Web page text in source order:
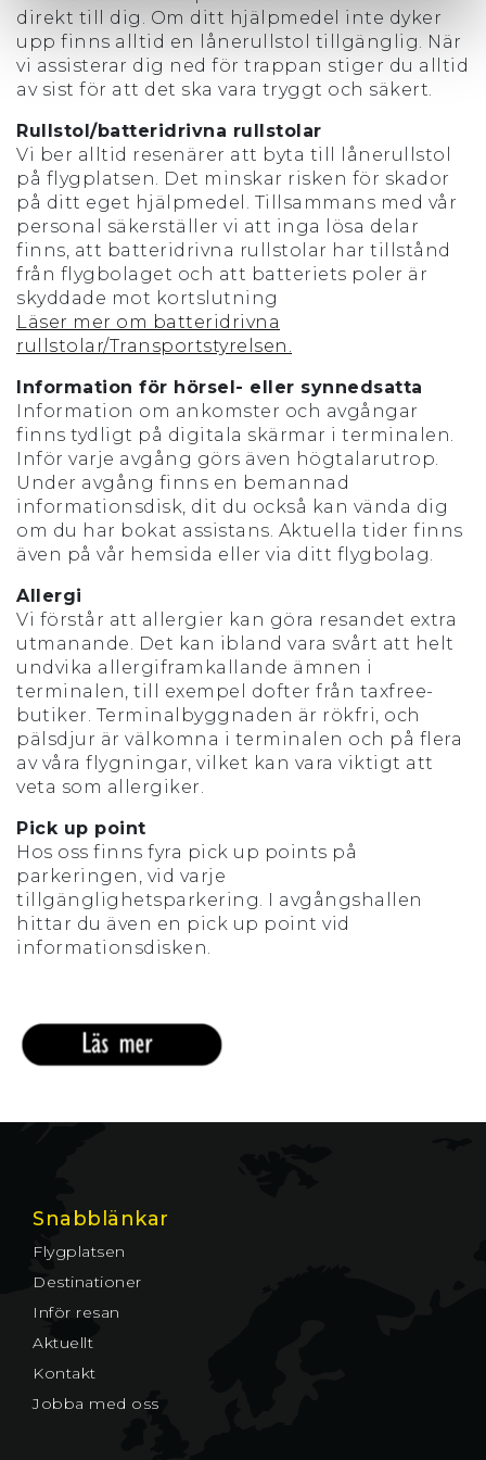
direkt till dig. Om ditt hjälpmedel inte dyker
upp finns alltid en lånerullstol tillgänglig. När
vi assisterar dig ned för trappan stiger du alltid
av sist för att det ska vara tryggt och säkert.
Rullstol/batteridrivna rullstolar
Vi ber alltid resenärer att byta till lånerullstol
på flygplatsen. Det minskar risken för skador
på ditt eget hjälpmedel. Tillsammans med vår
personal säkerställer vi att inga lösa delar
finns, att batteridrivna rullstolar har tillstånd
från flygbolaget och att batteriets poler är
skyddade mot kortslutning
Läser mer om batteridrivna
rullstolar/Transportstyrelsen.
Information för hörsel- eller synnedsatta
Information om ankomster och avgångar
finns tydligt på digitala skärmar i terminalen.
Inför varje avgång görs även högtalarutrop.
Under avgång finns en bemannad
informationsdisk, dit du också kan vända dig
om du har bokat assistans. Aktuella tider finns
även på vår hemsida eller via ditt flygbolag.
Allergi
Vi förstår att allergier kan göra resandet extra
utmanande. Det kan ibland vara svårt att helt
undvika allergiframkallande ämnen i
terminalen, till exempel dofter från taxfree-
butiker. Terminalbyggnaden är rökfri, och
pälsdjur är välkomna i terminalen och på flera
av våra flygningar, vilket kan vara viktigt att
veta som allergiker.
Pick up point
Hos oss finns fyra pick up points på
parkeringen, vid varje
tillgänglighetsparkering. I avgångshallen
hittar du även en pick up point vid
informationsdisken.
Snabblänkar
Flygplatsen
Destinationer
Inför resan
Aktuellt
Kontakt
Jobba med oss